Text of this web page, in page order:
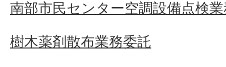
南部市民センター空調設備点検
樹木薬剤散布業務委託